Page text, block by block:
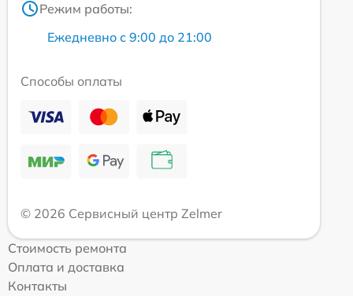
Режим работы:
Ежедневно с 9:00 до 21:00
Способы оплаты
© 2026 Сервисный центр Zelmer
Стоимость ремонта
Оплата и доставка
Контакты